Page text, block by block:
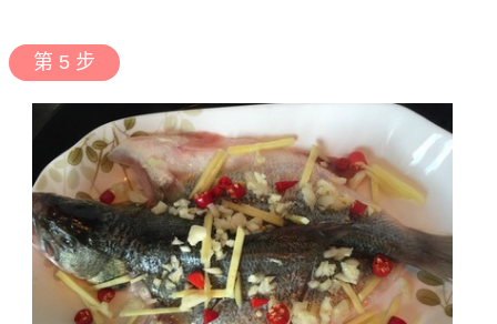
第 5 步